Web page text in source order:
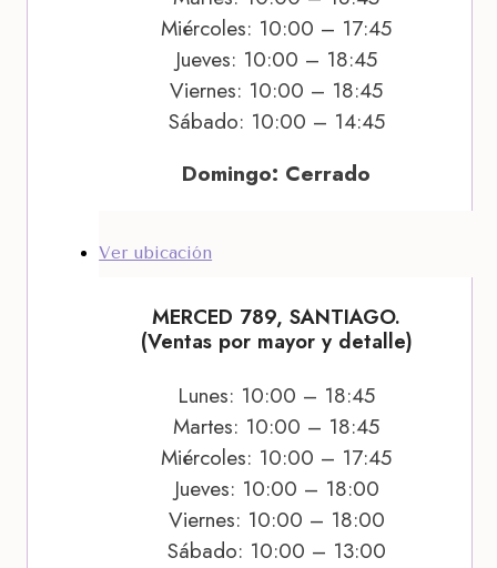
Miércoles: 10:00 – 17:45
Jueves: 10:00 – 18:45
Viernes: 10:00 – 18:45
Sábado: 10:00 – 14:45
Domingo: Cerrado
Ver ubicación
MERCED 789, SANTIAGO.
(Ventas por mayor y detalle)
Lunes: 10:00 – 18:45
Martes: 10:00 – 18:45
Miércoles: 10:00 – 17:45
Jueves: 10:00 – 18:00
Viernes: 10:00 – 18:00
Sábado: 10:00 – 13:00